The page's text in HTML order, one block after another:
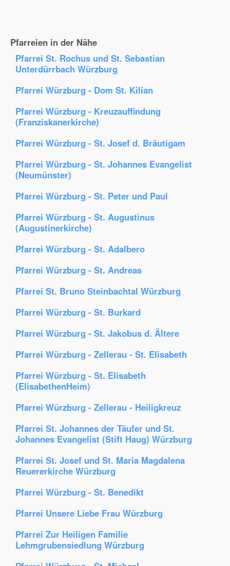
Pfarreien in der Nähe
Pfarrei St. Rochus und St. Sebastian
Unterdürrbach Würzburg
Pfarrei Würzburg - Dom St. Kilian
Pfarrei Würzburg - Kreuzauffindung
(Franziskanerkirche)
Pfarrei Würzburg - St. Josef d. Bräutigam
Pfarrei Würzburg - St. Johannes Evangelist
(Neumünster)
Pfarrei Würzburg - St. Peter und Paul
Pfarrei Würzburg - St. Augustinus
(Augustinerkirche)
Pfarrei Würzburg - St. Adalbero
Pfarrei Würzburg - St. Andreas
Pfarrei St. Bruno Steinbachtal Würzburg
Pfarrei Würzburg - St. Burkard
Pfarrei Würzburg - St. Jakobus d. Ältere
Pfarrei Würzburg - Zellerau - St. Elisabeth
Pfarrei Würzburg - St. Elisabeth
(ElisabethenHeim)
Pfarrei Würzburg - Zellerau - Heiligkreuz
Pfarrei St. Johannes der Täufer und St.
Johannes Evangelist (Stift Haug) Würzburg
Pfarrei St. Josef und St. Maria Magdalena
Reuererkirche Würzburg
Pfarrei Würzburg - St. Benedikt
Pfarrei Unsere Liebe Frau Würzburg
Pfarrei Zur Heiligen Familie
Lehmgrubensiedlung Würzburg